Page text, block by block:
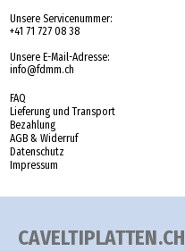
Unsere Servicenummer:
+41 71 727 08 38
Unsere E-Mail-Adresse:
info@fdmm.ch
FAQ
Lieferung und Transport
Bezahlung
AGB & Widerruf
Datenschutz
Impressum
CAVELTIPLATTEN.CH